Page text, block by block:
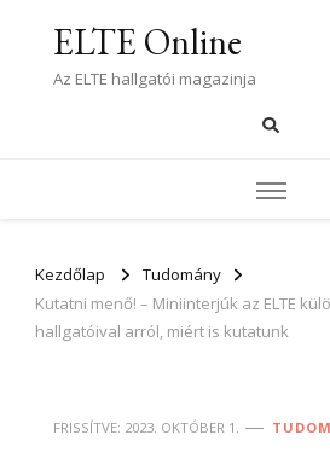
ELTE Online
Az ELTE hallgatói magazinja
Kezdőlap
Tudomány
Kutatni menő! – Miniinterjúk az ELTE
hallgatóival arról, miért is kutatunk
FRISSÍTVE: 2023. OKTÓBER 1.